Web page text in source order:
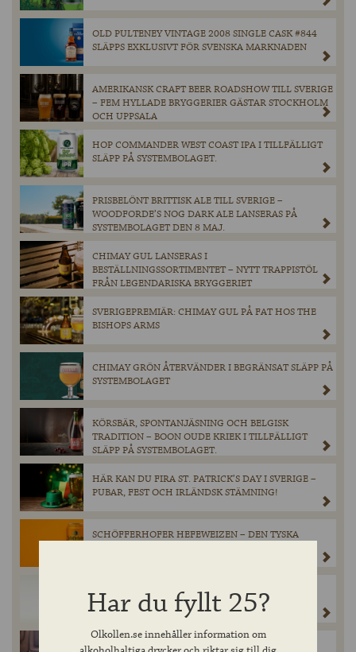
OLD PULTENEY VINTAGE 2008 SINGLE CASK #844
SLÄPPS EXKLUSIVT FÖR SVENSKA MARKNADEN
AMERIKANSK CRAFT BEER ROADSHOW TILL SVERIGE
– FEM HYLLADE BRYGGERIER GÄSTAR STOCKHOLM
OCH UPPSALA
HOP COMMANDER WEST COAST IPA I TILLFÄLLIGT
SLÄPP PÅ SYSTEMBOLAGET.
PRISBELÖNT BRITTISK ALE TILL SVERIGE –
WOODFORDE’S NOG DARK ALE LANSERAS PÅ
SYSTEMBOLAGET DEN 8 MAJ.
CHIMAY GUL LANSERAS I
BESTÄLLNINGSSORTIMENTET – NYTT TRAPPISTÖL
FRÅN LEGENDARISKA BRYGGERIET
SVERIGEPREMIÄR: CHIMAY GUL PÅ FAT HOS THE
BISHOPS ARMS
CHIMAY GRÖN ÅTERVÄNDER I BEGRÄNSAT SLÄPP PÅ
SYSTEMBOLAGET
KÖRSBÄR, SPONTANJÄSNING OCH BELGISK
TRADITION – BOON OUDE KRIEK I TILLFÄLLIGT
SLÄPP PÅ SYSTEMBOLAGET.
HÄR KAN DU FIRA ST. PATRICK’S DAY I SVERIGE –
PUBAR, FEST OCH IRLÄNDSK STÄMNING!
SCHÖFFERHOFER HEFEWEIZEN – DEN TYSKA
CHIMAY TRIPLE – KLASSISK TRAPPIST I BURK FÖR
FÖRSTA GÅNGEN I SVERIGE
BRONX APA LANSERAS I SYSTEMBOLAGETS FASTA
Har du fyllt 25?
Olkollen.se innehåller information om